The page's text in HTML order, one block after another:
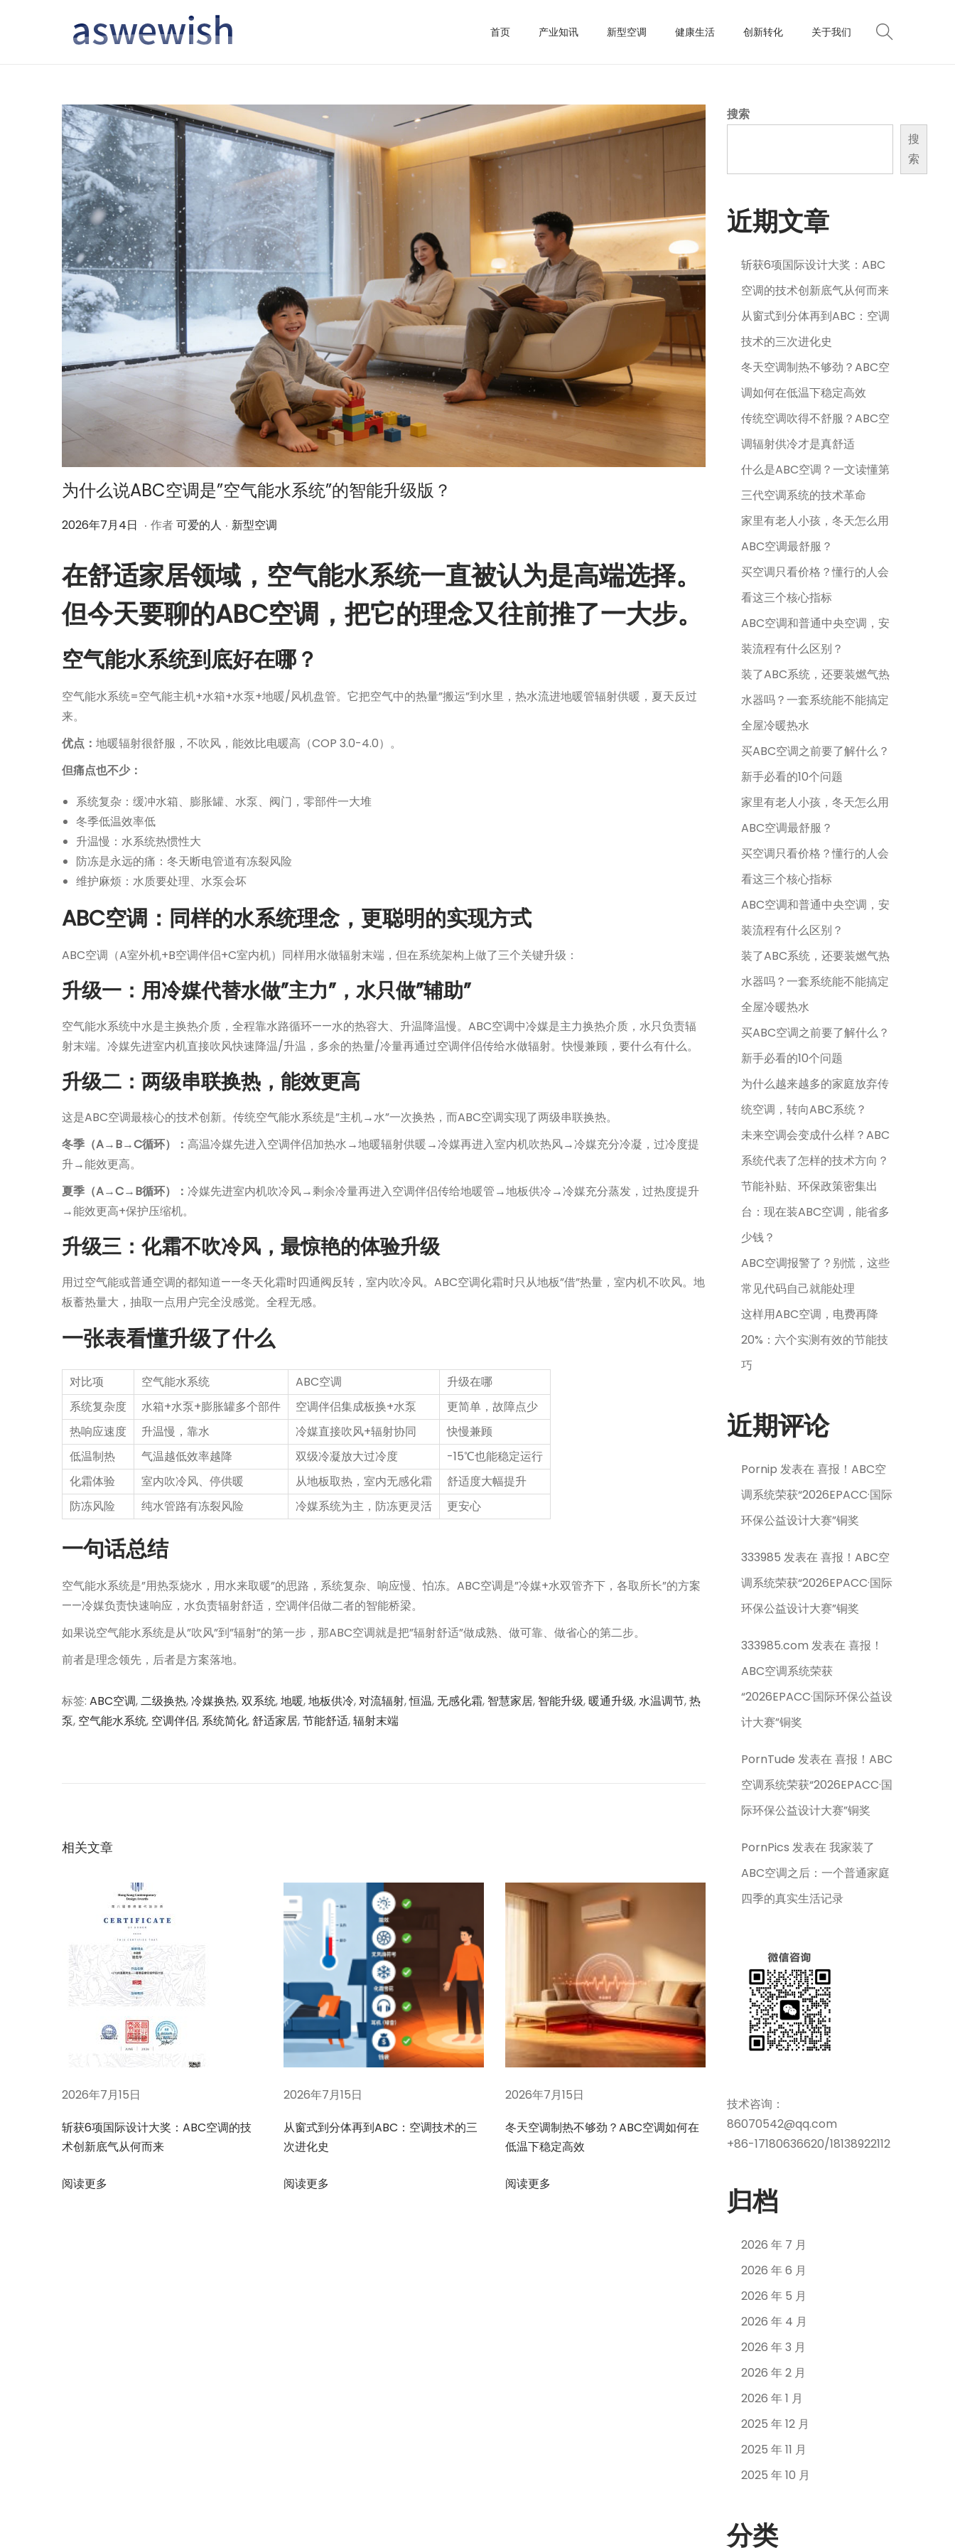
首页 产业知讯 新型空调 健康生活 创新转化 关于我们
为什么说ABC空调是”空气能水系统”的智能升级版？
作
2026年7月4日 2
2
6
年
7
4
. 作者可爱的人 . 作
新型空调
在舒适家居领域，空气能水系统一直被认为是高端选择。
但今天要聊的ABC空调，把它的理念又往前推了一大步。
空气能水系统到底好在哪？
空气能水系统=空气能主机+水箱+水泵+地暖/风机盘管。它把空气中的热量”搬运”到水里，热水流进地暖管辐射供暖，夏天反过
来。
优点： 地暖辐射很舒服，不吹风，能效比电暖高（COP 3.0-4.0）。
但痛点也不少：
系统复杂：缓冲水箱、膨胀罐、水泵、阀门，零部件一大堆
冬季低温效率低
升温慢：水系统热惯性大
防冻是永远的痛：冬天断电管道有冻裂风险
维护麻烦：水质要处理、水泵会坏
ABC空调：同样的水系统理念，更聪明的实现方式
ABC空调（A室外机+B空调伴侣+C室内机）同样用水做辐射末端，但在系统架构上做了三个关键升级：
升级一：用冷媒代替水做”主力”，水只做”辅助”
空气能水系统中水是主换热介质，全程靠水路循环——水的热容大、升温降温慢。ABC空调中冷媒是主力换热介质，水只负责辐
射末端。冷媒先进室内机直接吹风快速降温/升温，多余的热量/冷量再通过空调伴侣传给水做辐射。快慢兼顾，要什么有什么。
升级二：两级串联换热，能效更高
这是ABC空调最核心的技术创新。传统空气能水系统是”主机→水”一次换热，而ABC空调实现了两级串联换热。
冬季（A→B→C循环）： 高温冷媒先进入空调伴侣加热水→地暖辐射供暖→冷媒再进入室内机吹热风→冷媒充分冷凝，过冷度提
升→能效更高。
夏季（A→C→B循环）： 冷媒先进室内机吹冷风→剩余冷量再进入空调伴侣传给地暖管→地板供冷→冷媒充分蒸发，过热度提升
→能效更高+保护压缩机。
升级三：化霜不吹冷风，最惊艳的体验升级
用过空气能或普通空调的都知道——冬天化霜时四通阀反转，室内吹冷风。ABC空调化霜时只从地板”借”热量，室内机不吹风。地
板蓄热量大，抽取一点用户完全没感觉。全程无感。
一张表看懂升级了什么
对比项 空气能水系统 ABC空调
升级在哪
系统复杂度
水箱+水泵+膨胀罐多个部件 空调伴侣集成板换+水泵
更简单，故障点少
热响应速度
升温慢，靠水 冷媒直接吹风+辐射协同
快慢兼顾
低温制热
气温越低效率越降 双级冷凝放大过冷度
-15℃也能稳定运行
化霜体验
室内吹冷风、停供暖 从地板取热，室内无感化霜
舒适度大幅提升
防冻风险
纯水管路有冻裂风险 冷媒系统为主，防冻更灵活 更安心
一句话总结
空气能水系统是”用热泵烧水，用水来取暖”的思路，系统复杂、响应慢、怕冻。ABC空调是”冷媒+水双管齐下，各取所长”的方案
——冷媒负责快速响应，水负责辐射舒适，空调伴侣做二者的智能桥梁。
如果说空气能水系统是从”吹风”到”辐射”的第一步，那ABC空调就是把”辐射舒适”做成熟、做可靠、做省心的第二步。
前者是理念领先，后者是方案落地。
标签: ABC空调,二级换热,冷媒换热,双系统,地暖,地板供冷,对流辐射,恒温,无感化霜, 智慧家居, 智能升级,暖通升级,水温调节,热
泵, 空气能水系统, 空调伴侣,系统简化,舒适家居,节能舒适,辐射末端
航
：
机
A
C
种
采
暖
冷
相关文章
2026年7月15日
斩获6项国际设计大奖：ABC空调的技
术创新底气从何而来
阅读更多
2026年7月15日
从窗式到分体再到ABC：空调技术的三
次进化史
阅读更多
2026年7月15日
冬天空调制热不够劲？ABC空调如何在
低温下稳定高效
阅读更多
搜索
搜
索
近期文章
斩获6项国际设计大奖：ABC
空调的技术创新底气从何而来
从窗式到分体再到ABC：空调
技术的三次进化史
冬天空调制热不够劲？ABC空
调如何在低温下稳定高效
传统空调吹得不舒服？ABC空
调辐射供冷才是真舒适
什么是ABC空调？一文读懂第
三代空调系统的技术革命
家里有老人小孩，冬天怎么用
ABC空调最舒服？
买空调只看价格？懂行的人会
看这三个核心指标
ABC空调和普通中央空调，安
装流程有什么区别？
装了ABC系统，还要装燃气热
水器吗？一套系统能不能搞定
全屋冷暖热水
买ABC空调之前要了解什么？
新手必看的10个问题
家里有老人小孩，冬天怎么用
ABC空调最舒服？
买空调只看价格？懂行的人会
看这三个核心指标
ABC空调和普通中央空调，安
装流程有什么区别？
装了ABC系统，还要装燃气热
水器吗？一套系统能不能搞定
全屋冷暖热水
买ABC空调之前要了解什么？
新手必看的10个问题
为什么越来越多的家庭放弃传
统空调，转向ABC系统？
未来空调会变成什么样？ABC
系统代表了怎样的技术方向？
节能补贴、环保政策密集出
台：现在装ABC空调，能省多
少钱？
ABC空调报警了？别慌，这些
常见代码自己就能处理
这样用ABC空调，电费再降
20%：六个实测有效的节能技
巧
近期评论
Pornip 发表在喜报！ABC空
调系统荣获“2026EPACC·国际
环保公益设计大赛”铜奖
333985 发表在喜报！ABC空
调系统荣获“2026EPACC·国际
环保公益设计大赛”铜奖
333985.com 发表在喜报！
ABC空调系统荣获
“2026EPACC·国际环保公益设
计大赛”铜奖
PornTude 发表在喜报！ABC
空调系统荣获“2026EPACC·国
际环保公益设计大赛”铜奖
PornPics 发表在我家装了
ABC空调之后：一个普通家庭
四季的真实生活记录
技术咨询：
86070542@qq.com
+86-17180636620/18138922112
归档
2026 年 7 月
2026 年 6 月
2026 年 5 月
2026 年 4 月
2026 年 3 月
2026 年 2 月
2026 年 1 月
2025 年 12 月
2025 年 11 月
2025 年 10 月
分类